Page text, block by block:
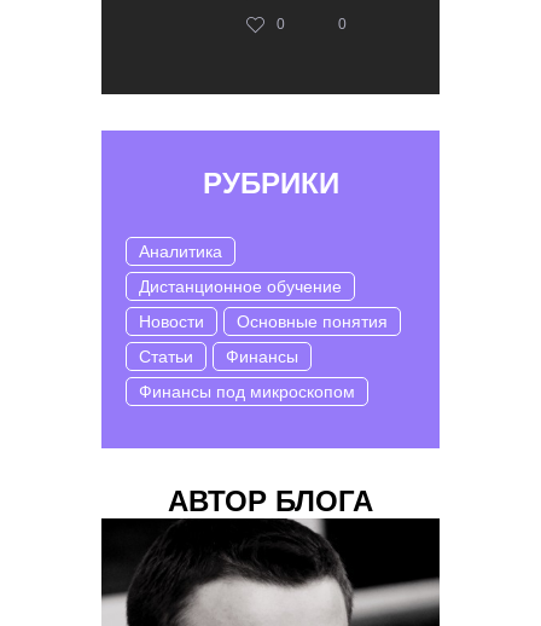
0 0
РУБРИКИ
Аналитика
Дистанционное обучение
Новости
Основные понятия
Статьи
Финансы
Финансы под микроскопом
АВТОР БЛОГА